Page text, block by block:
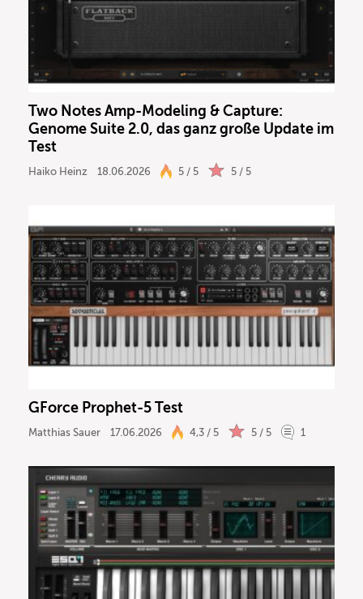
Two Notes Amp-Modeling & Capture:
Genome Suite 2.0, das ganz große Update im
Test
Haiko Heinz 18.06.2026 5 / 5 5 / 5
GForce Prophet-5 Test
Matthias Sauer 17.06.2026 4,3 / 5 5 / 5 1